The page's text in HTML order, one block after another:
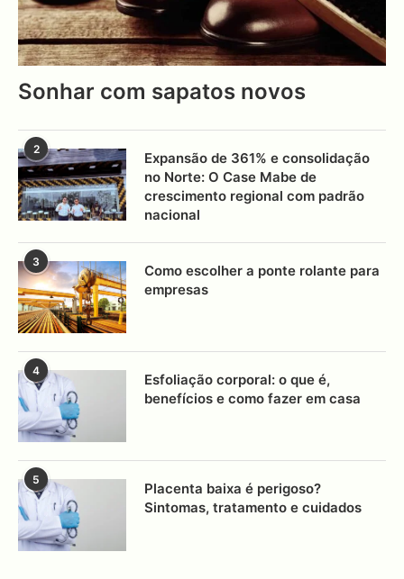
Sonhar com sapatos novos
2
Expansão de 361% e consolidação
no Norte: O Case Mabe de
crescimento regional com padrão
nacional
3
Como escolher a ponte rolante para
empresas
4
Esfoliação corporal: o que é,
benefícios e como fazer em casa
5
Placenta baixa é perigoso?
Sintomas, tratamento e cuidados